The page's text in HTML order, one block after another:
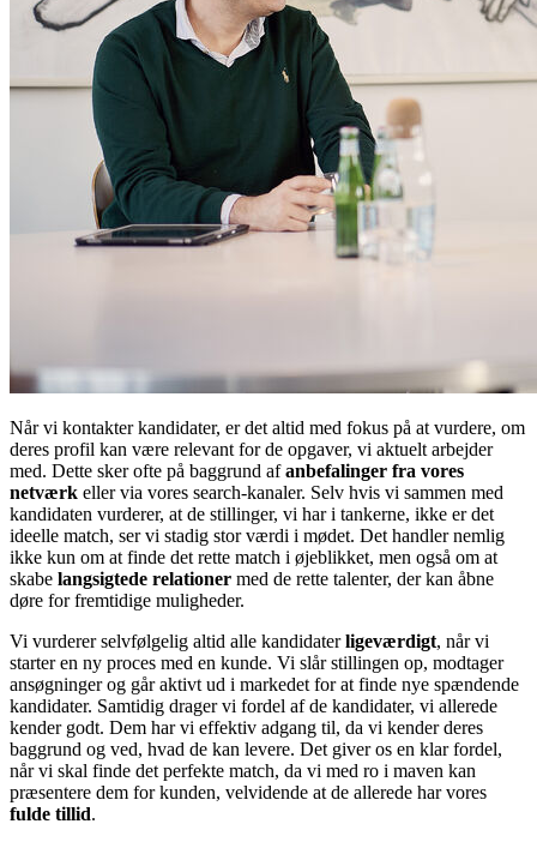
Når vi kontakter kandidater, er det altid med fokus på at vurdere, om
deres profil kan være relevant for de opgaver, vi aktuelt arbejder
med. Dette sker ofte på baggrund afanbefalinger fra vores
netværk eller via vores search-kanaler. Selv hvis vi sammen med
kandidaten vurderer, at de stillinger, vi har i tankerne, ikke er det
ideelle match, ser vi stadig stor værdi i mødet. Det handler nemlig
ikke kun om at finde det rette match i øjeblikket, men også om at
skabe langsigtede relationer med de rette talenter, der kan åbne
døre for fremtidige muligheder.
Vi vurderer selvfølgelig altid alle kandidaterligeværdigt, når vi
starter en ny proces med en kunde. Vi slår stillingen op, modtager
ansøgninger og går aktivt ud i markedet for at finde nye spændende
kandidater. Samtidig drager vi fordel af de kandidater, vi allerede
kender godt. Dem har vi effektiv adgang til, da vi kender deres
baggrund og ved, hvad de kan levere. Det giver os en klar fordel,
når vi skal finde det perfekte match, da vi med ro i maven kan
præsentere dem for kunden, velvidende at de allerede har vores
fulde tillid.